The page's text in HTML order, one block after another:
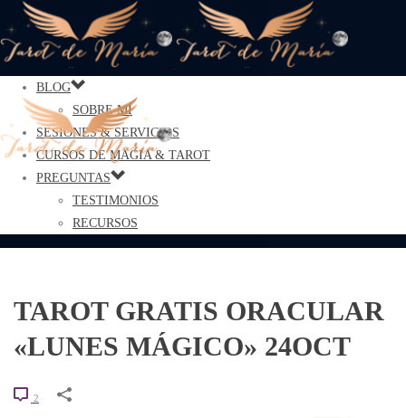
BLOG
SOBRE MÍ
SESIONES & SERVICIOS
CURSOS DE MAGIA & TAROT
PREGUNTAS
TESTIMONIOS
RECURSOS
TAROT GRATIS ORACULAR
«LUNES MÁGICO» 24OCT
2